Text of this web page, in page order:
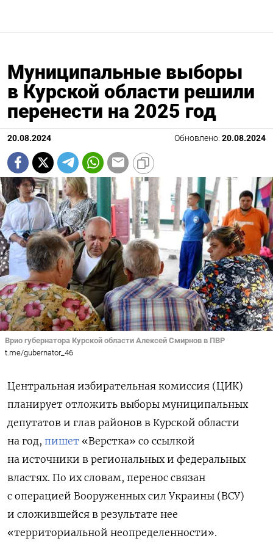
Муниципальные выборы
в Курской области решили
перенести на 2025 год
20.08.2024 Обновлено: 20.08.2024
Врио губернатора Курской области Алексей Смирнов в ПВР
t.me/gubernator_46
Центральная избирательная комиссия (ЦИК)
планирует отложить выборы муниципальных
депутатов и глав районов в Курской области
на год, пишет «Верстка» со ссылкой
на источники в региональных и федеральных
властях. По их словам, перенос связан
с операцией Вооруженных сил Украины (ВСУ)
и сложившейся в результате нее
«территориальной неопределенности».